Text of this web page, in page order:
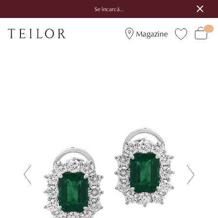
Se încarcă...
Magazine